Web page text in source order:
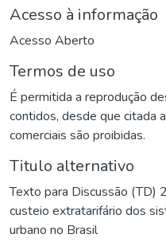
Acesso à informação
Acesso Aberto
Termos de uso
É permitida a reprodução
contidos, desde que citada
comerciais são proibidas.
Titulo alternativo
Texto para Discussão (TD)
custeio extratarifário dos
urbano no Brasil